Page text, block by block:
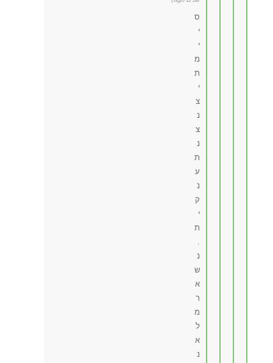
ס
י
י
מ
ת
י
צ
נ
צ
נ
ת
ע
נ
ק
י
ת
.
נ
ש
א
ר
מ
ל
א
נ